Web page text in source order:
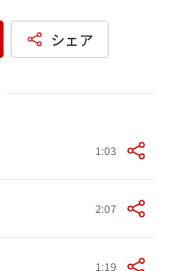
シェア
1:03
2:07
1:19